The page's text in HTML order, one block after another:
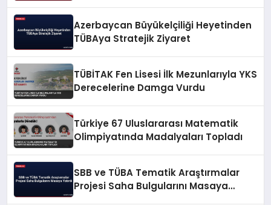
Azerbaycan Büyükelçiliği Heyetinden
TÜBAya Stratejik Ziyaret
TÜBİTAK Fen Lisesi İlk Mezunlarıyla YKS
Derecelerine Damga Vurdu
Türkiye 67 Uluslararası Matematik
Olimpiyatında Madalyaları Topladı
SBB ve TÜBA Tematik Araştırmalar
Projesi Saha Bulgularını Masaya